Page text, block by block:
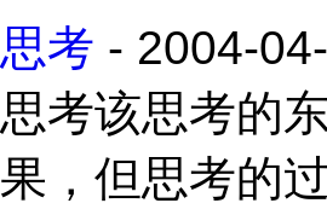
思考 - 2004-
思考该思考的
果，但思考的